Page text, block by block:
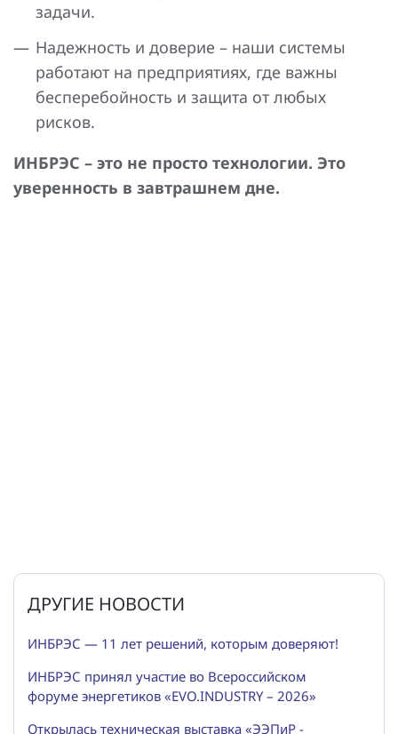
задачи.
Надежность и доверие – наши системы
работают на предприятиях, где важны
бесперебойность и защита от любых
рисков.
ИНБРЭС – это не просто технологии. Это
уверенность в завтрашнем дне.
ДРУГИЕ НОВОСТИ
ИНБРЭС — 11 лет решений, которым доверяют!
ИНБРЭС принял участие во Всероссийском
форуме энергетиков «EVO.INDUSTRY – 2026»
Открылась техническая выставка «ЭЭПиР -